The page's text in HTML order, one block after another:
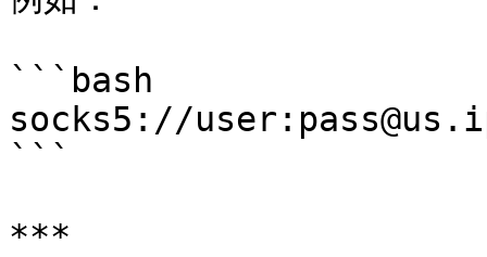
```bash
socks5://
```
***